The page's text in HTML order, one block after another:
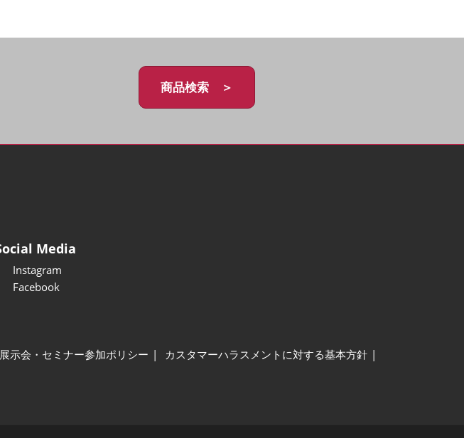
商品検索 ＞
Media
Instagram
Facebook
展示会・セミナー参加ポリシー
カスタマーハラスメントに対する基本方針